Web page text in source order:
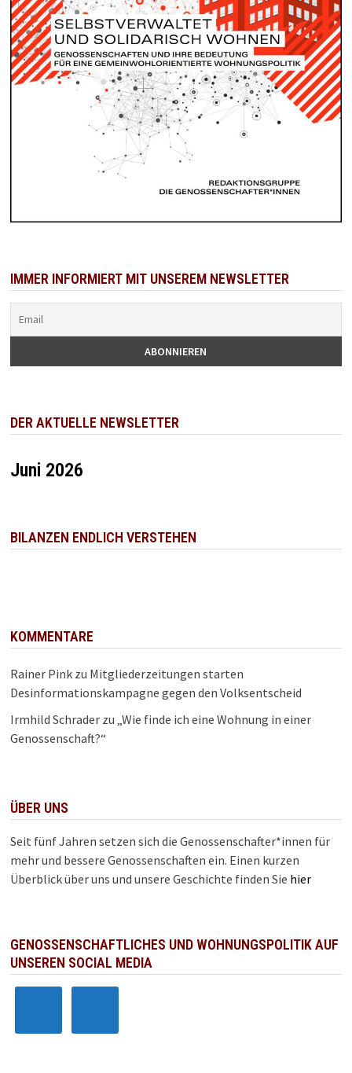
IMMER INFORMIERT MIT UNSEREM NEWSLETTER
DER AKTUELLE NEWSLETTER
Juni 2026
BILANZEN ENDLICH VERSTEHEN
KOMMENTARE
Rainer Pink zu Mitgliederzeitungen starten
Desinformationskampagne gegen den Volksentscheid
Irmhild Schrader zu „Wie finde ich eine Wohnung in einer
Genossenschaft?“
ÜBER UNS
Seit fünf Jahren setzen sich die Genossenschafter*innen für
mehr und bessere Genossenschaften ein. Einen kurzen
Überblick über uns und unsere Geschichte finden Sie hier
GENOSSENSCHAFTLICHES UND WOHNUNGSPOLITIK AUF
UNSEREN SOCIAL MEDIA